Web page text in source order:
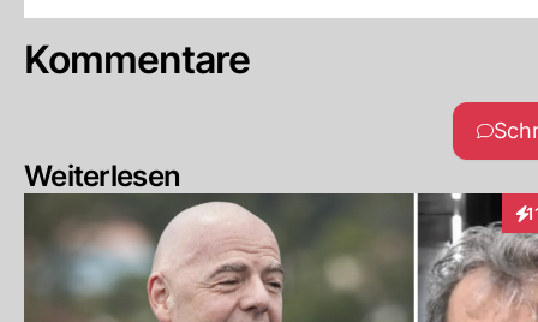
Kommentare
Weiterlesen